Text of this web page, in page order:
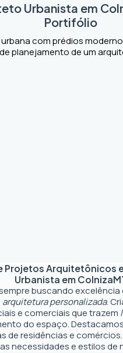
Urbanista em
Portifólio
Projetos Arquitetônicos
Urbanista em Colniza
buscando
arquitetura personalizada.
e comerciais que trazem
do espaço.
de residências e
necessidades e estilos de